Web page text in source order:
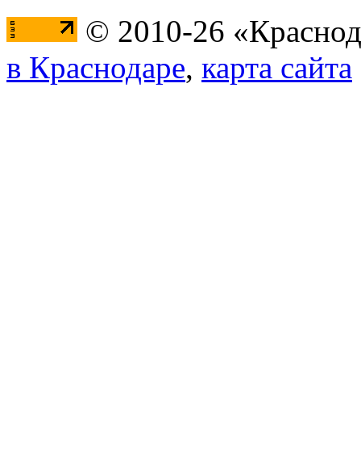
© 2010-26
в Краснодаре, карта сайта